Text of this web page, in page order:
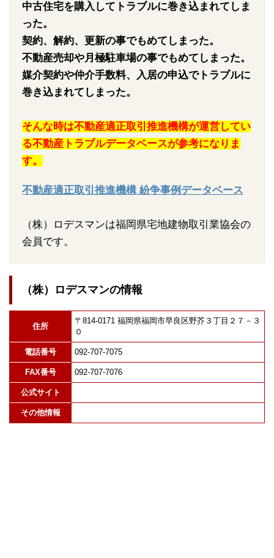
中古住宅を購入してトラブルに巻き込まれてしま
った。
契約、解約、更新の事でもめてしまった。
不動産売却や月極駐車場の事でもめてしまった。
媒介契約や仲介手数料、入居の申込でトラブルに
巻き込まれてしまった。
そんな時は不動産適正取引推進機構が運営してい
る不動産トラブルデータベースが参考になりま
す。
不動産適正取引推進機構 紛争事例データベース
（株）ロデスマンは福岡県宅地建物取引業協会の
会員です。
（株）ロデスマンの情報
住所
〒814-0171 福岡県福岡市早良区野芥３丁目２７－３
０
電話番号 092-707-7075
FAX番号 092-707-7076
公式サイト
その他情報